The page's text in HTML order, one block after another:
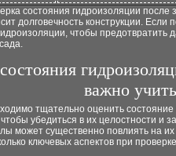
состояния гидроизоляции
долговечность конструкции.
чтобы предотвратить
важно
тщательно оценить
убедиться в их целостности и
может существенно повлиять на
ключевых аспектов при